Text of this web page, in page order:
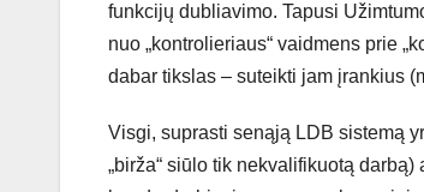
funkcijų dubliavimo. Tapusi
nuo „kontrolieriaus“ vaidmens prie
dabar tikslas – suteikti jam įrankius
Visgi, suprasti senąją LDB sistemą
„birža“ siūlo tik nekvalifikuotą